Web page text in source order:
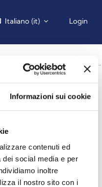
Informazioni sui cookie
contenuti ed
dei social media e per
inoltre
il nostro sito con i
input di ricerca
Italiano ‎(it)‎ Login
DOTTORATO DI RICERCA IN "ORDINE GIURIDICO ED ECONOMICO EUROPEO" SEMINARI A.A. 2024/2025